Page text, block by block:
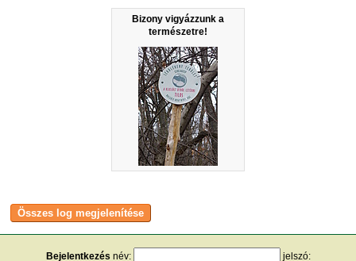
Bizony vigyázzunk a
természetre!
Bejelentkezés név: jelszó: